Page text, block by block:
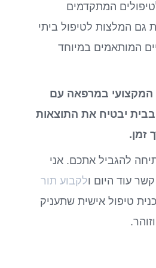
המתקדמים
המלצות לטיפול ביתי
המותאמים במיוחד
המקצועי במרפאה עם
יבטיח את התוצאות
זמן.
להגביל אתכם. אני
עוד היום ולקבוע תור
טיפול אישית שתעניק